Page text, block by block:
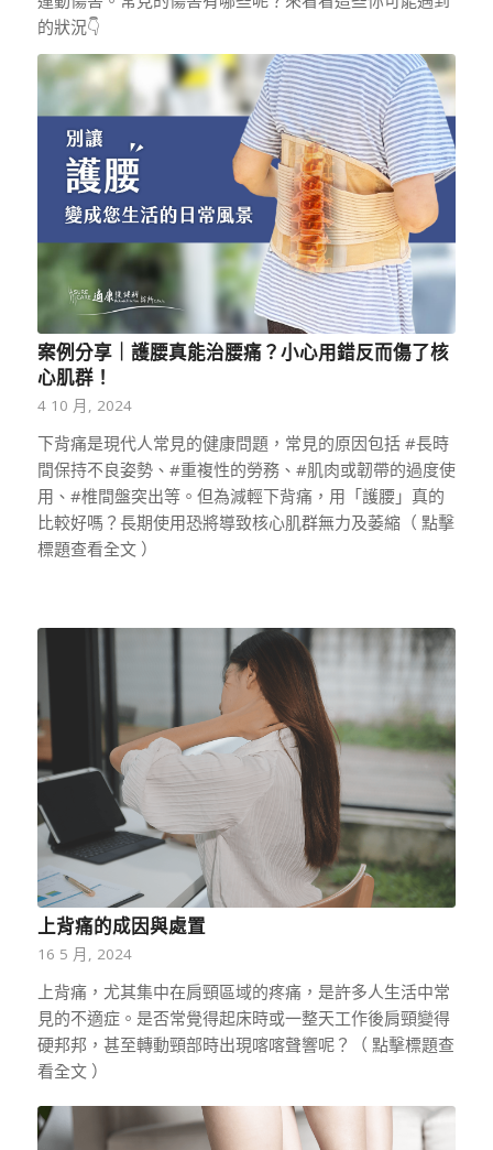
的狀況👇
案例分享｜護腰真能治腰痛？小心用錯反而傷了核
心肌群！
4 10 月, 2024
下背痛是現代人常見的健康問題，常見的原因包括 #長時
間保持不良姿勢、#重複性的勞務、#肌肉或韌帶的過度使
用、#椎間盤突出等。但為減輕下背痛，用「護腰」真的
比較好嗎？長期使用恐將導致核心肌群無力及萎縮（ 點擊
標題查看全文 ）
上背痛的成因與處置
16 5 月, 2024
上背痛，尤其集中在肩頸區域的疼痛，是許多人生活中常
見的不適症。是否常覺得起床時或一整天工作後肩頸變得
硬邦邦，甚至轉動頸部時出現喀喀聲響呢？（ 點擊標題查
看全文 ）